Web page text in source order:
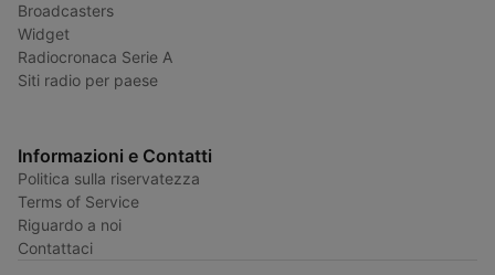
Broadcasters
Widget
Radiocronaca Serie A
Siti radio per paese
Informazioni e Contatti
Politica sulla riservatezza
Terms of Service
Riguardo a noi
Contattaci